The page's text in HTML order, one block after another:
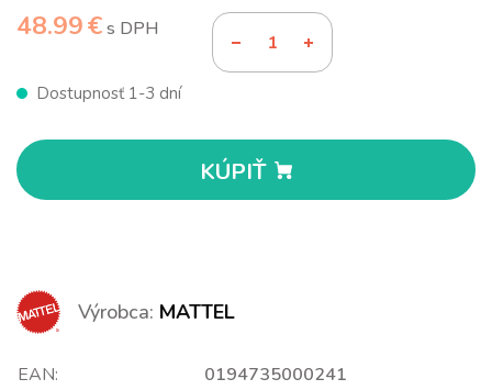
48.99 €s DPH
Dostupnosť 1-3 dní
KÚPIŤ
Výrobca: MATTEL
EAN:
0194735000241